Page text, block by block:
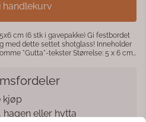
handlekurv
stk i gavepakke) Gi festbordet
settet shotglass! Inneholder
kjøp
hagen eller hytta